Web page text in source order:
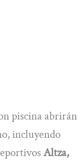
piscina abrirán
incluyendo
Altza,